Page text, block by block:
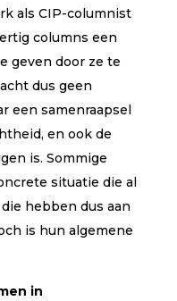
als CIP-columnist
columns een
geven door ze te
dus geen
een samenraapsel
en ook de
is. Sommige
situatie die al
hebben dus aan
is hun algemene
in